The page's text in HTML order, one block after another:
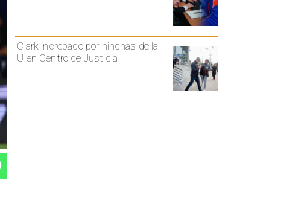
Clark increpado por hinchas de la
U en Centro de Justicia